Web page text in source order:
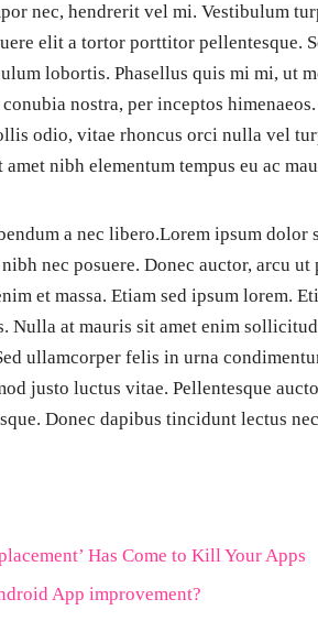
nec, hendrerit vel mi. Vestibulum
elit a tortor porttitor pellentesque.
lobortis. Phasellus quis mi mi, ut
nostra, per inceptos
odio, vitae rhoncus orci nulla vel
nibh elementum tempus eu ac
a nec libero.Lorem ipsum dolor
nec posuere. Donec auctor, arcu
et massa. Etiam sed ipsum lorem.
Nulla at mauris sit amet enim
ullamcorper felis in urna
justo luctus vitae. Pellentesque
Donec dapibus tincidunt lectus
Has Come to Kill Your Apps
App improvement?